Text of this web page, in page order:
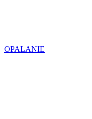
OPALANIE